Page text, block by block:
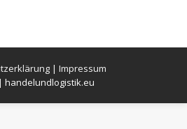
| Impressum
handelundlogistik.eu